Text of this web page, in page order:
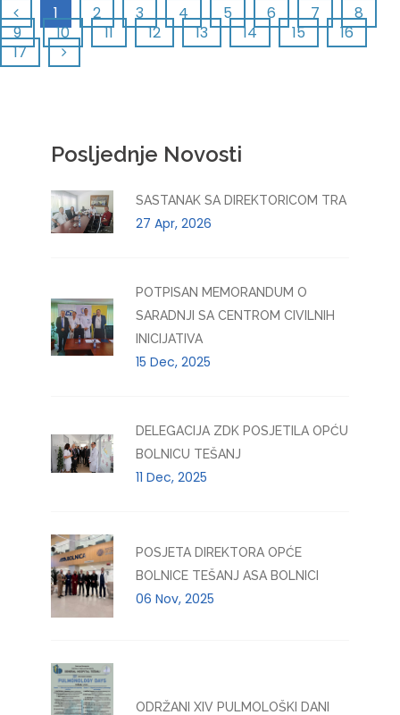
1 2 3 4 5 6 7
8
9
10 11 12 13 14 15
16
17
Posljednje Novosti
SASTANAK SA DIREKTORICOM TRA
27 Apr, 2026
POTPISAN MEMORANDUM O
SARADNJI SA CENTROM CIVILNIH
INICIJATIVA
15 Dec, 2025
DELEGACIJA ZDK POSJETILA OPĆU
BOLNICU TEŠANJ
11 Dec, 2025
POSJETA DIREKTORA OPĆE
BOLNICE TEŠANJ ASA BOLNICI
06 Nov, 2025
ODRŽANI XIV PULMOLOŠKI DANI